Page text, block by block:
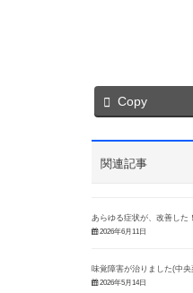
Copy
関連記事
あらゆる症状が、改善した
2026年6月11日
味覚障害が治りました(中
2026年5月14日